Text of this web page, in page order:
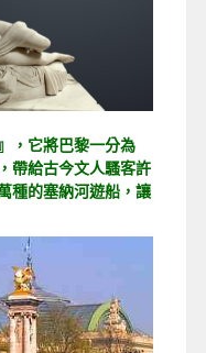
，它將巴黎一分為
帶給古今文人騷客許
種的塞納河遊船，讓